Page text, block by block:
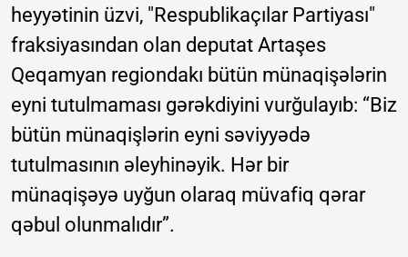
heyyətinin üzvi, "Respublikaçılar Partiyası"
fraksiyasından olan deputat Artaşes
Qeqamyan regiondakı bütün münaqişələrin
eyni tutulmaması gərəkdiyini vurğulayıb: “Biz
bütün münaqişlərin eyni səviyyədə
tutulmasının əleyhinəyik. Hər bir
münaqişəyə uyğun olaraq müvafiq qərar
qəbul olunmalıdır”.